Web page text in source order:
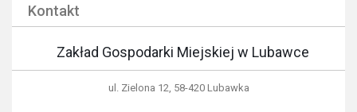
Kontakt
Zakład Gospodarki Miejskiej w Lubawce
ul. Zielona 12, 58-420 Lubawka